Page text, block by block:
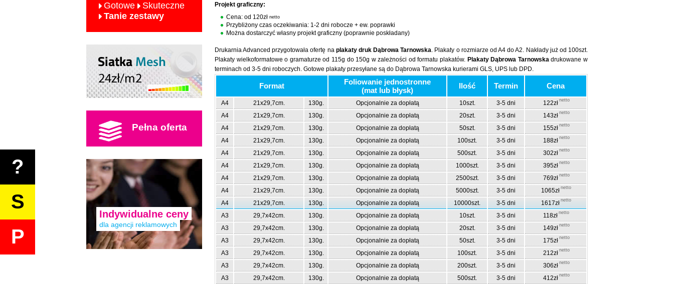
Gotowe
Skuteczne
Tanie zestawy
Pełna oferta
Indywidualne ceny
dla agencji reklamowych
Projekt graficzny:
Cena: od 120zł netto
Przybliżony czas oczekiwania: 1-2 dni robocze + ew. poprawki
Można dostarczyć własny projekt graficzny (poprawnie poskładany)
Drukarnia Advanced przygotowała ofertę na plakaty druk Dąbrowa Tarnowska. Plakaty o rozmiarze od A4 do A2. Nakłady już od 100szt.
Plakaty wielkoformatowe o gramaturze od 115g do 150g w zależności od formatu plakatów. Plakaty Dąbrowa Tarnowskadrukowane w
terminach od 3-5 dni roboczych. Gotowe plakaty przesyłane są do Dąbrowa Tarnowska kurierami GLS, UPS lub DPD.
Format
Foliowanie jednostronne
(mat lub błysk)
Ilość Termin Cena
A4 21x29,7cm. 130g. Opcjonalnie za dopłatą 10szt. 3-5 dni 122zł netto
A4 21x29,7cm. 130g. Opcjonalnie za dopłatą 20szt. 3-5 dni 143zł netto
A4 21x29,7cm. 130g. Opcjonalnie za dopłatą 50szt. 3-5 dni 155zł netto
A4 21x29,7cm. 130g. Opcjonalnie za dopłatą 100szt. 3-5 dni 188zł netto
A4 21x29,7cm. 130g. Opcjonalnie za dopłatą 500szt. 3-5 dni 302zł netto
A4 21x29,7cm. 130g. Opcjonalnie za dopłatą 1000szt. 3-5 dni 395zł netto
A4 21x29,7cm. 130g. Opcjonalnie za dopłatą 2500szt. 3-5 dni 769zł netto
A4 21x29,7cm. 130g. Opcjonalnie za dopłatą 5000szt. 3-5 dni 1065zł netto
A4 21x29,7cm. 130g. Opcjonalnie za dopłatą 10000szt. 3-5 dni 1617zł netto
A3 29,7x42cm. 130g. Opcjonalnie za dopłatą 10szt. 3-5 dni 118zł netto
A3 29,7x42cm. 130g. Opcjonalnie za dopłatą 20szt. 3-5 dni 149zł netto
A3 29,7x42cm. 130g. Opcjonalnie za dopłatą 50szt. 3-5 dni 175zł netto
A3 29,7x42cm. 130g. Opcjonalnie za dopłatą 100szt. 3-5 dni 212zł netto
A3 29,7x42cm. 130g. Opcjonalnie za dopłatą 200szt. 3-5 dni 306zł netto
A3 29,7x42cm. 130g. Opcjonalnie za dopłatą 500szt. 3-5 dni 412zł netto
?
S
P